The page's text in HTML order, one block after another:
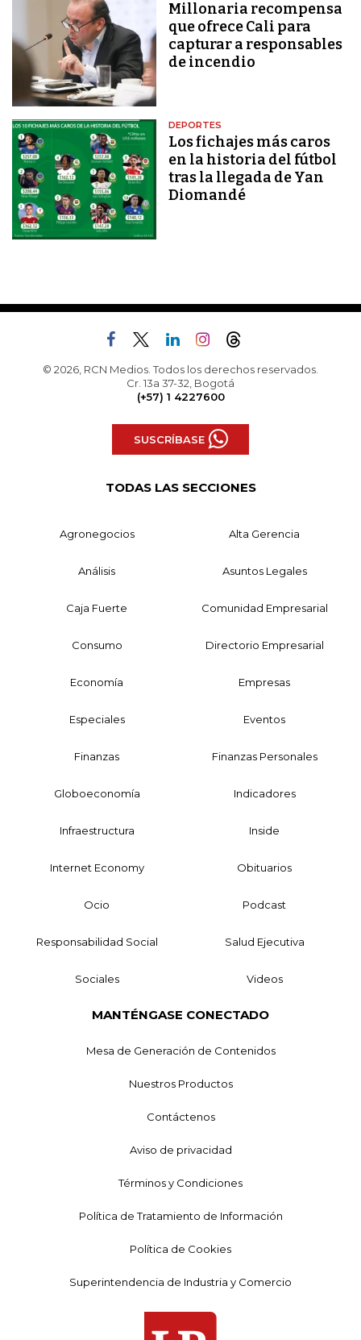
Millonaria recompensa
que ofrece Cali para
capturar a responsables
de incendio
DEPORTES
Los fichajes más caros
en la historia del fútbol
tras la llegada de Yan
Diomandé
© 2026, RCN Medios. Todos los derechos reservados.
Cr. 13a 37-32, Bogotá
(+57) 1 4227600
SUSCRÍBASE
TODAS LAS SECCIONES
Agronegocios Alta Gerencia
Análisis Asuntos Legales
Caja Fuerte Comunidad Empresarial
Consumo Directorio Empresarial
Economía Empresas
Especiales Eventos
Finanzas Finanzas Personales
Globoeconomía Indicadores
Infraestructura Inside
Internet Economy Obituarios
Ocio Podcast
Responsabilidad Social Salud Ejecutiva
Sociales Videos
MANTÉNGASE CONECTADO
Mesa de Generación de Contenidos
Nuestros Productos
Contáctenos
Aviso de privacidad
Términos y Condiciones
Política de Tratamiento de Información
Política de Cookies
Superintendencia de Industria y Comercio